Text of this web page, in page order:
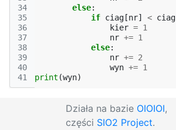
34
35
36
37
38
39
40
41
else:
if ciag [nr] < ciag
kier = 1
nr += 1
else:
nr += 2
wyn += 1
print (wyn)
Działa na bazie OIOIOI,
części SIO2 Project.